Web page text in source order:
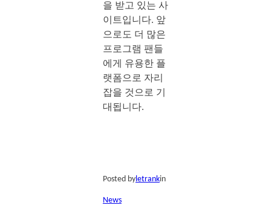
을 받고 있는 사
이트입니다. 앞
으로도 더 많은
프로그램 팬들
에게 유용한 플
랫폼으로 자리
잡을 것으로 기
대됩니다.
Posted byletrankin
News